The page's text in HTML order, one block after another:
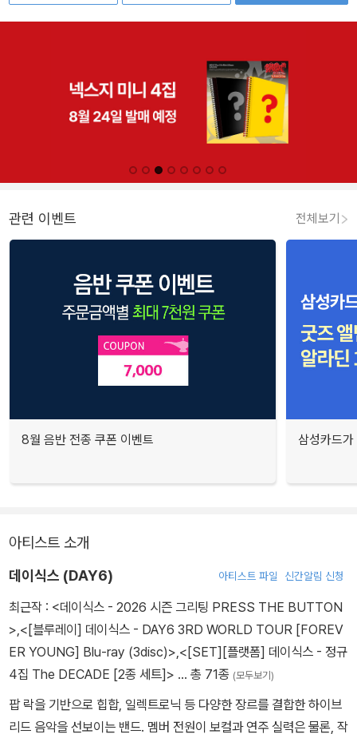
관련 이벤트 전체보기
8월 음반 전종 쿠폰 이벤트 삼성카드
아티스트 소개
데이식스 (DAY6) 아티스트 파일 신간알림 신청
최근작 : <데이식스 - 2026 시즌 그리팅 PRESS THE BUTTON
>,<[블루레이] 데이식스 - DAY6 3RD WORLD TOUR [FOREV
ER YOUNG] Blu-ray (3disc)>,<[SET][플랫폼] 데이식스 - 정규
4집 The DECADE [2종 세트]> … 총 71종 (모두보기)
팝 락을 기반으로 힙합, 일렉트로닉 등 다양한 장르를 결합한 하이브
리드 음악을 선보이는 밴드. 멤버 전원이 보컬과 연주 실력은 물론, 작